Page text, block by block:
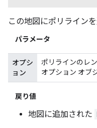
この地図にポリラインを
パラメータ
オプシ
ョン
ポリラインのレ
オプション オブ
戻り値
地図に追加された